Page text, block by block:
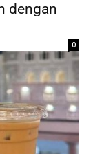
dengan
0